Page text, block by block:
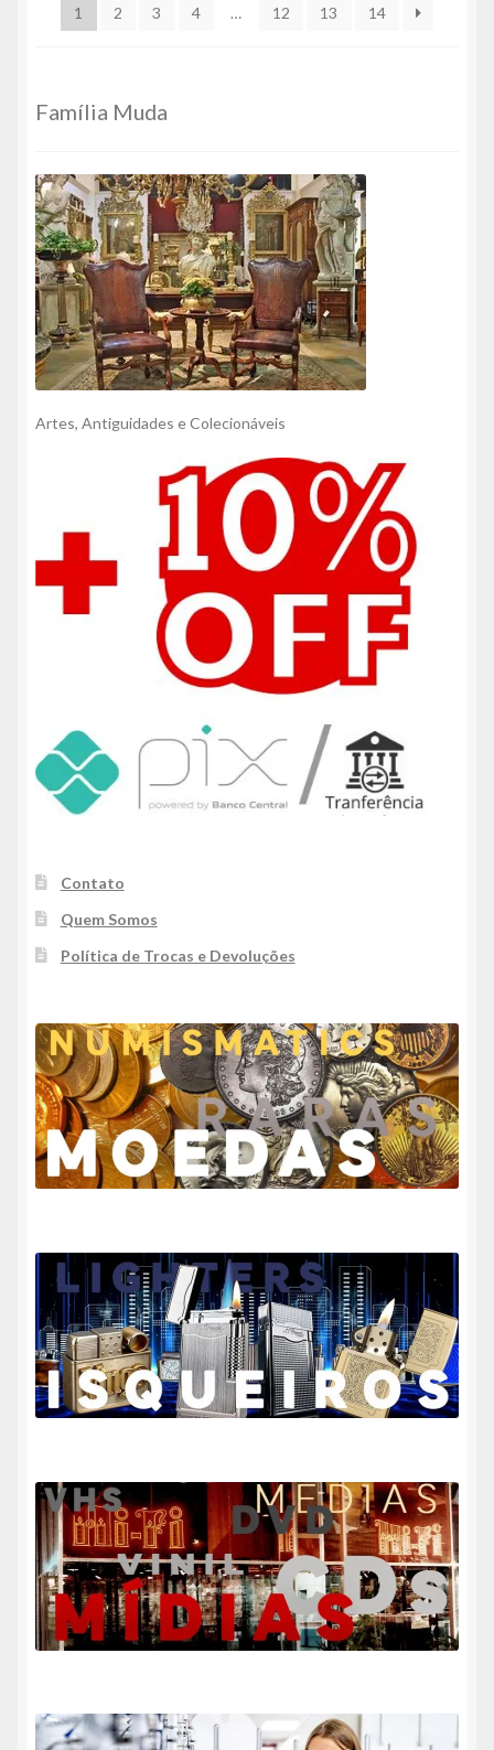
recente
1 2 3 4 … 12 13 14
Família Muda
Artes, Antiguidades e Colecionáveis
Contato
Quem Somos
Política de Trocas e Devoluções